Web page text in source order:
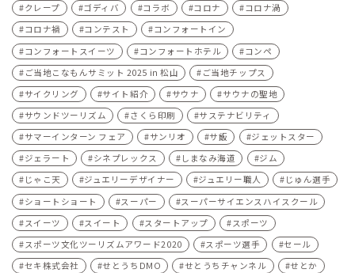
クレープ
ゴディバ コラボ コロナ
コロナ渦
コロナ禍
コンテスト
コンフォートイン
コンフォートスイーツ
コンフォートホテル
コンペ
ご当地こなもんサミット 2025 in 松山
ご当地チップス
サイクリング
サイト紹介 サウナ
サウナの聖地
サウンドツーリズム
さくら印刷
サステナビリティ
サマーインターン フェア
サンリオ サ飯
ジェットスター
ジェラート
シネプレックス しまなみ海道
ジム
じゃこ天
ジュエリーデザイナー ジュエリー職人
じゅん選手
ショートショート
スーパー
スーパーサイエンスハイスクール
スイーツ
スイート スタートアップ
スポーツ
スポーツ文化ツーリズムアワード2020
スポーツ選手
セール
セキ株式会社
せとうちDMO せとうちチャンネル せとか